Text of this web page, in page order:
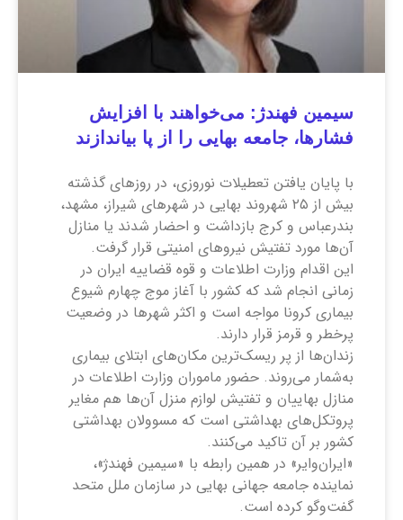
سیمین فهندژ: می‌خواهند با افزایش
فشارها، جامعه بهایی را از پا بیاندازند
با پایان یافتن تعطیلات نوروزی، در روزهای گذشته
بیش از ۲۵ شهروند بهایی در شهرهای شیراز، مشهد،
بندرعباس و کرج بازداشت و احضار شدند یا منازل
آن‌ها مورد تفتیش نیروهای امنیتی قرار گرفت.
این اقدام وزارت اطلاعات و قوه قضاییه ایران در
زمانی انجام شد که کشور با آغاز موج چهارم شیوع
بیماری کرونا مواجه است و اکثر شهرها در وضعیت
پرخطر و قرمز قرار دارند.
زندان‌ها از پر ریسک‌ترین مکان‌های ابتلای بیماری
به‌شمار می‌روند. حضور ماموران وزارت اطلاعات در
منازل بهاییان و تفتیش لوازم منزل آن‌ها هم مغایر
پروتکل‌های بهداشتی است که مسوولان بهداشتی
کشور بر آن تاکید می‌کنند.
«ایران‌وایر» در همین رابطه با «سیمین فهندژ»،
نماینده جامعه جهانی بهایی در سازمان ملل متحد
گفت‌وگو کرده است.